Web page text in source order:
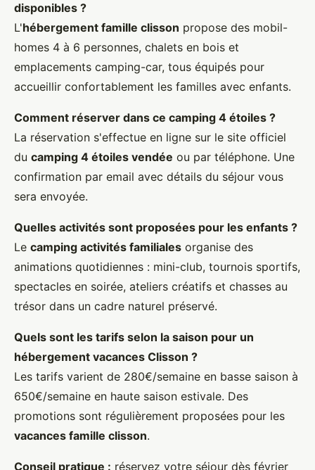
disponibles ?
L'hébergement famille clisson propose des mobil-
homes 4 à 6 personnes, chalets en bois et
emplacements camping-car, tous équipés pour
accueillir confortablement les familles avec enfants.
Comment réserver dans ce camping 4 étoiles ?
La réservation s'effectue en ligne sur le site officiel
du camping 4 étoiles vendée ou par téléphone. Une
confirmation par email avec détails du séjour vous
sera envoyée.
Quelles activités sont proposées pour les enfants ?
Le camping activités familiales organise des
animations quotidiennes : mini-club, tournois sportifs,
spectacles en soirée, ateliers créatifs et chasses au
trésor dans un cadre naturel préservé.
Quels sont les tarifs selon la saison pour un
hébergement vacances Clisson ?
Les tarifs varient de 280€/semaine en basse saison à
650€/semaine en haute saison estivale. Des
promotions sont régulièrement proposées pour les
vacances famille clisson.
Conseil pratique : réservez votre séjour dès février